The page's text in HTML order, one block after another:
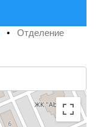
• Отделение